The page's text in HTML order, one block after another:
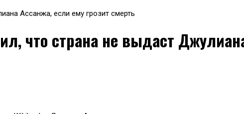
Ассанжа, если ему грозит смерть
что страна не выдаст